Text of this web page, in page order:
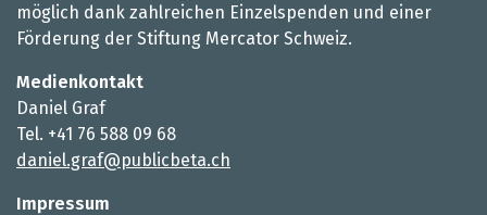
möglich dank zahlreichen Einzelspenden und einer
Förderung der Stiftung Mercator Schweiz.
Medienkontakt
Daniel Graf
Tel. +41 76 588 09 68
daniel.graf@publicbeta.ch
Impressum